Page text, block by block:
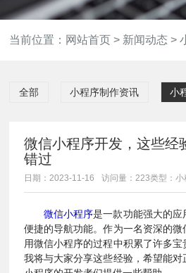
当前位置： 网站首页 > 新闻动态 >
全部 小程序制作资讯 小
微信小程序开发，这些经
错过
日期：2023-11-16 访问量：223类型：
微信小程序是一款功能强大的应
便捷的导航功能。作为一名资深的微
用微信小程序的过程中积累了许多宝
我将与大家分享这些经验，希望能